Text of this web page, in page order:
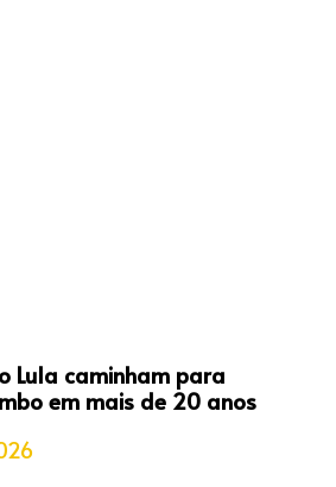
Lula caminham para
em mais de 20 anos